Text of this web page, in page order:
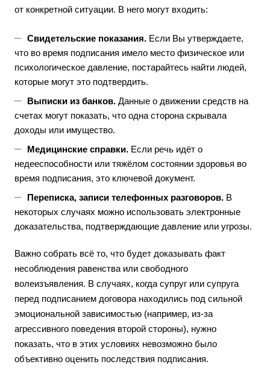
от конкретной ситуации. В него могут входить:
Свидетельские показания. Если Вы утверждаете,
что во время подписания имело место физическое или
психологическое давление, постарайтесь найти людей,
которые могут это подтвердить.
Выписки из банков. Данные о движении средств на
счетах могут показать, что одна сторона скрывала
доходы или имущество.
Медицинские справки. Если речь идёт о
недееспособности или тяжёлом состоянии здоровья во
время подписания, это ключевой документ.
Переписка, записи телефонных разговоров. В
некоторых случаях можно использовать электронные
доказательства, подтверждающие давление или угрозы.
Важно собрать всё то, что будет доказывать факт
несоблюдения равенства или свободного
волеизъявления. В случаях, когда супруг или супруга
перед подписанием договора находились под сильной
эмоциональной зависимостью (например, из-за
агрессивного поведения второй стороны), нужно
показать, что в этих условиях невозможно было
объективно оценить последствия подписания.